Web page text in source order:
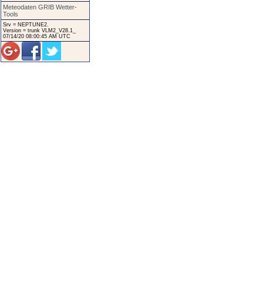
Meteodaten GRIB Wetter-
Tools
Srv = NEPTUNE2.
Version = trunk VLM2_V28.1_
07/14/20 08:00:45 AM UTC